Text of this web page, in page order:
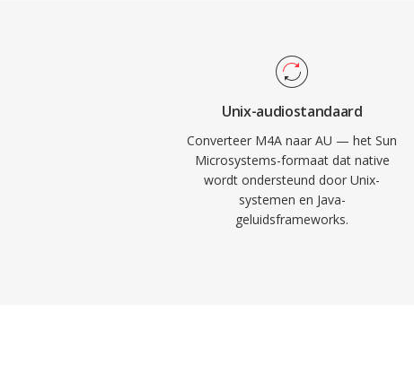
Unix-audiostandaard
Converteer M4A naar AU — het Sun
Microsystems-formaat dat native
wordt ondersteund door Unix-
systemen en Java-
geluidsframeworks.